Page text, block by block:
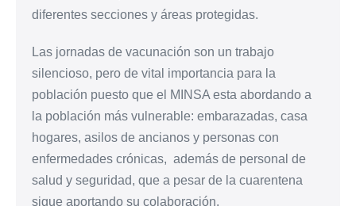
diferentes secciones y áreas protegidas.
Las jornadas de vacunación son un trabajo
silencioso, pero de vital importancia para la
población puesto que el MINSA esta abordando a
la población más vulnerable: embarazadas, casa
hogares, asilos de ancianos y personas con
enfermedades crónicas, además de personal de
salud y seguridad, que a pesar de la cuarentena
sigue aportando su colaboración.